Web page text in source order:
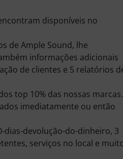
disponíveis no
de Ample Sound, lhe
informações adicionais
de clientes e 5 relatórios
top 10% das nossas marcas.
imediatamente ou então
dias-devolução-do-dinheiro, 3
serviços no local e